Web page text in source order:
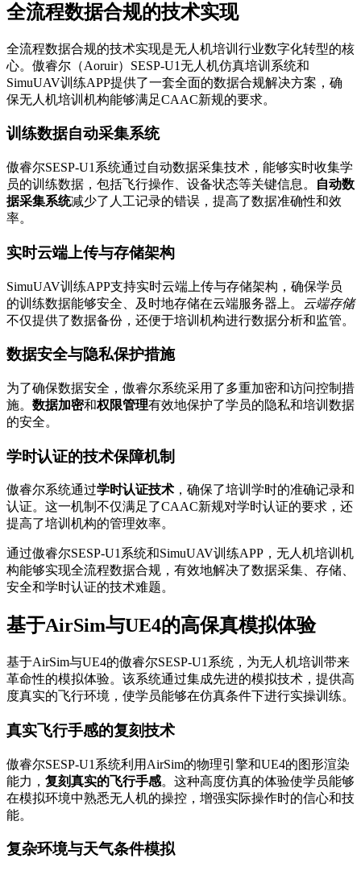
全流程数据合规的技术实现
全流程数据合规的技术实现是无人机培训行业数字化转型的核
心。傲睿尔（Aoruir）SESP-U1无人机仿真培训系统和
SimuUAV训练APP提供了一套全面的数据合规解决方案，确
保无人机培训机构能够满足CAAC新规的要求。
训练数据自动采集系统
傲睿尔SESP-U1系统通过自动数据采集技术，能够实时收集学
员的训练数据，包括飞行操作、设备状态等关键信息。
自动数
据采集系统减少了人工记录的错误，提高了数据准确性和效
率。
实时云端上传与存储架构
SimuUAV训练APP支持实时云端上传与存储架构，确保学员
的训练数据能够安全、及时地存储在云端服务器上。
云端存储
不仅提供了数据备份，还便于培训机构进行数据分析和监管。
数据安全与隐私保护措施
为了确保数据安全，傲睿尔系统采用了多重加密和访问控制措
施。 数据加密和权限管理有效地保护了学员的隐私和培训数据
的安全。
学时认证的技术保障机制
傲睿尔系统通过学时认证技术 ，确保了培训学时的准确记录和
认证。这一机制不仅满足了CAAC新规对学时认证的要求，还
提高了培训机构的管理效率。
通过傲睿尔SESP-U1系统和SimuUAV训练APP，无人机培训机
构能够实现全流程数据合规，有效地解决了数据采集、存储、
安全和学时认证的技术难题。
基于AirSim与UE4的高保真模拟体验
基于AirSim与UE4的傲睿尔SESP-U1系统，为无人机培训带来
革命性的模拟体验。该系统通过集成先进的模拟技术，提供高
度真实的飞行环境，使学员能够在仿真条件下进行实操训练。
真实飞行手感的复刻技术
傲睿尔SESP-U1系统利用AirSim的物理引擎和UE4的图形渲染
能力， 复刻真实的飞行手感。这种高度仿真的体验使学员能够
在模拟环境中熟悉无人机的操控，增强实际操作时的信心和技
能。
复杂环境与天气条件模拟